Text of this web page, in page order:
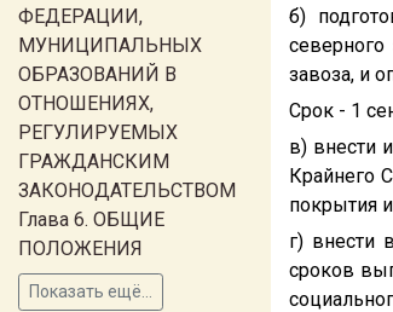
ФЕДЕРАЦИИ,
МУНИЦИПАЛЬНЫХ
ОБРАЗОВАНИЙ В
ОТНОШЕНИЯХ,
РЕГУЛИРУЕМЫХ
ГРАЖДАНСКИМ
ЗАКОНОДАТЕЛЬСТВОМ
Глава 6. ОБЩИЕ
ПОЛОЖЕНИЯ
Показать ещё...
б)
завоза, и
Срок - 1
в) внести
Крайнего
покрытия
г) внести
сроков